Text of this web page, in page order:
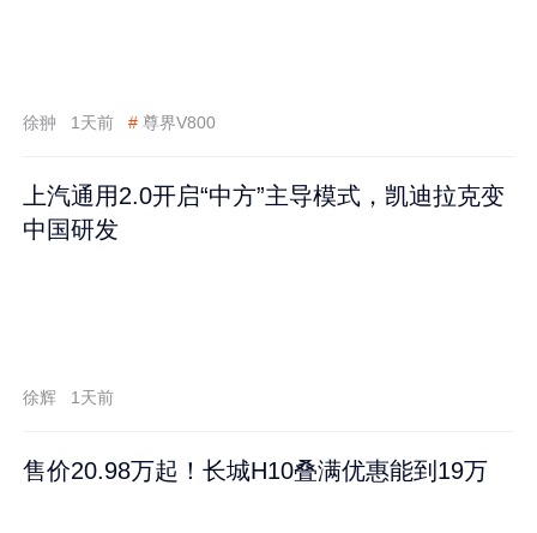
徐翀 1天前 # 尊界V800
上汽通用2.0开启“中方”主导模式，凯迪拉克变
中国研发
徐辉 1天前
售价20.98万起！长城H10叠满优惠能到19万